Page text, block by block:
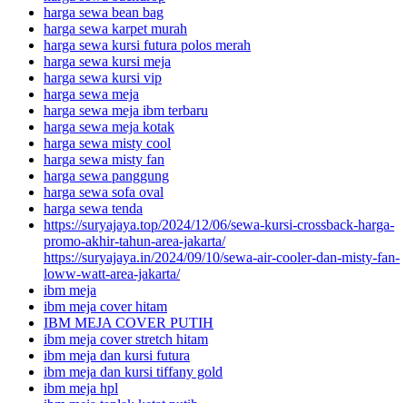
harga sewa bean bag
harga sewa karpet murah
harga sewa kursi futura polos merah
harga sewa kursi meja
harga sewa kursi vip
harga sewa meja
harga sewa meja ibm terbaru
harga sewa meja kotak
harga sewa misty cool
harga sewa misty fan
harga sewa panggung
harga sewa sofa oval
harga sewa tenda
https://suryajaya.top/2024/12/06/sewa-kursi-crossback-harga-
promo-akhir-tahun-area-jakarta/
https://suryajaya.in/2024/09/10/sewa-air-cooler-dan-misty-fan-
loww-watt-area-jakarta/
ibm meja
ibm meja cover hitam
IBM MEJA COVER PUTIH
ibm meja cover stretch hitam
ibm meja dan kursi futura
ibm meja dan kursi tiffany gold
ibm meja hpl